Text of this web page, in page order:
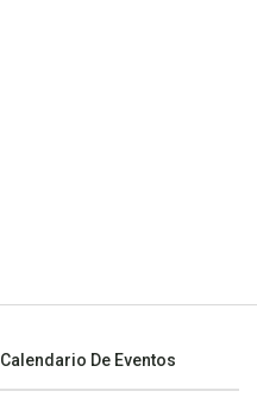
Calendario De Eventos